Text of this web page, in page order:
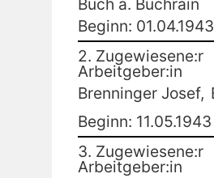
Buch a. Buchrain
Beginn: 01.04.1943
2. Zugewiesene:r
Arbeitgeber:in
Brenninger Josef,
Beginn: 11.05.1943
3. Zugewiesene:r
Arbeitgeber:in